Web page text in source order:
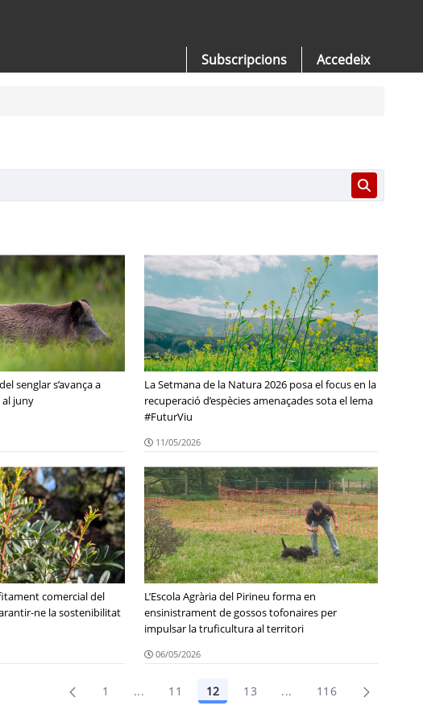
Subscripcions Accedeix
senglar s’avança a
al juny
La Setmana de la Natura 2026 posa el focus en la
recuperació d’espècies amenaçades sota el lema
#FuturViu
11/05/2026
comercial del
ne la sostenibilitat
L’Escola Agrària del Pirineu forma en
ensinistrament de gossos tofonaires per
impulsar la truficultura al territori
06/05/2026
1 ...Pàgines intermèdies Utilitzeu TAB per navegar.
11 12 13 ...Pàgines intermèdies
116